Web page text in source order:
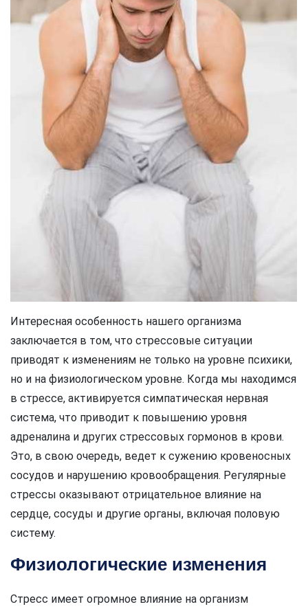
Интересная особенность нашего организма
заключается в том, что стрессовые ситуации
приводят к изменениям не только на уровне психики,
но и на физиологическом уровне. Когда мы находимся
в стрессе, активируется симпатическая нервная
система, что приводит к повышению уровня
адреналина и других стрессовых гормонов в крови.
Это, в свою очередь, ведет к сужению кровеносных
сосудов и нарушению кровообращения. Регулярные
стрессы оказывают отрицательное влияние на
сердце, сосуды и другие органы, включая половую
систему.
Физиологические изменения
Стресс имеет огромное влияние на организм